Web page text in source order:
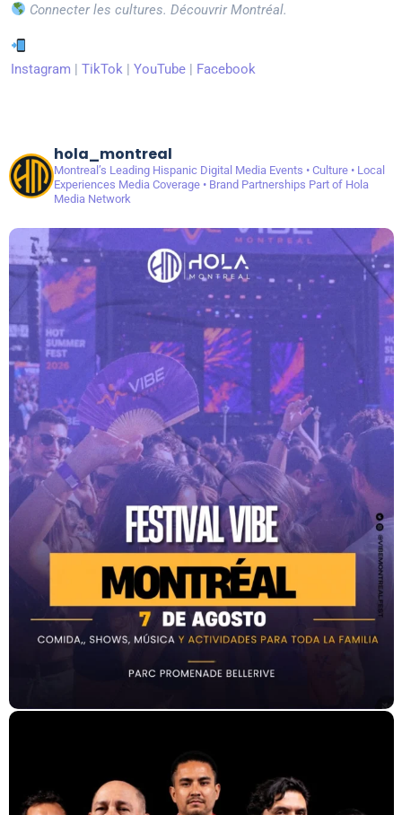
Connecter les cultures. Découvrir Montréal.
Instagram | TikTok | YouTube | Facebook
hola_montreal
Montreal’s Leading Hispanic Digital Media Events • Culture • Local
Experiences Media Coverage • Brand Partnerships Part of Hola
Media Network